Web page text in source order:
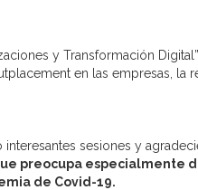
y Transformación
en las empresas, la
sesiones y
preocupa especialmente
de Covid-19.